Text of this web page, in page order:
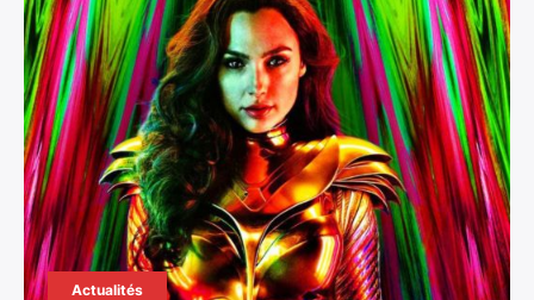
Actualités